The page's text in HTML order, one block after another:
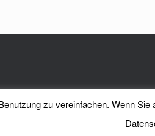
Heimatkreis
zu vereinfachen. Wenn